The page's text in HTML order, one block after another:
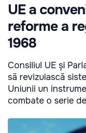
UE a
reforme a
1968
Consiliul UE și
să revizuiască
Uniunii un
combate o serie